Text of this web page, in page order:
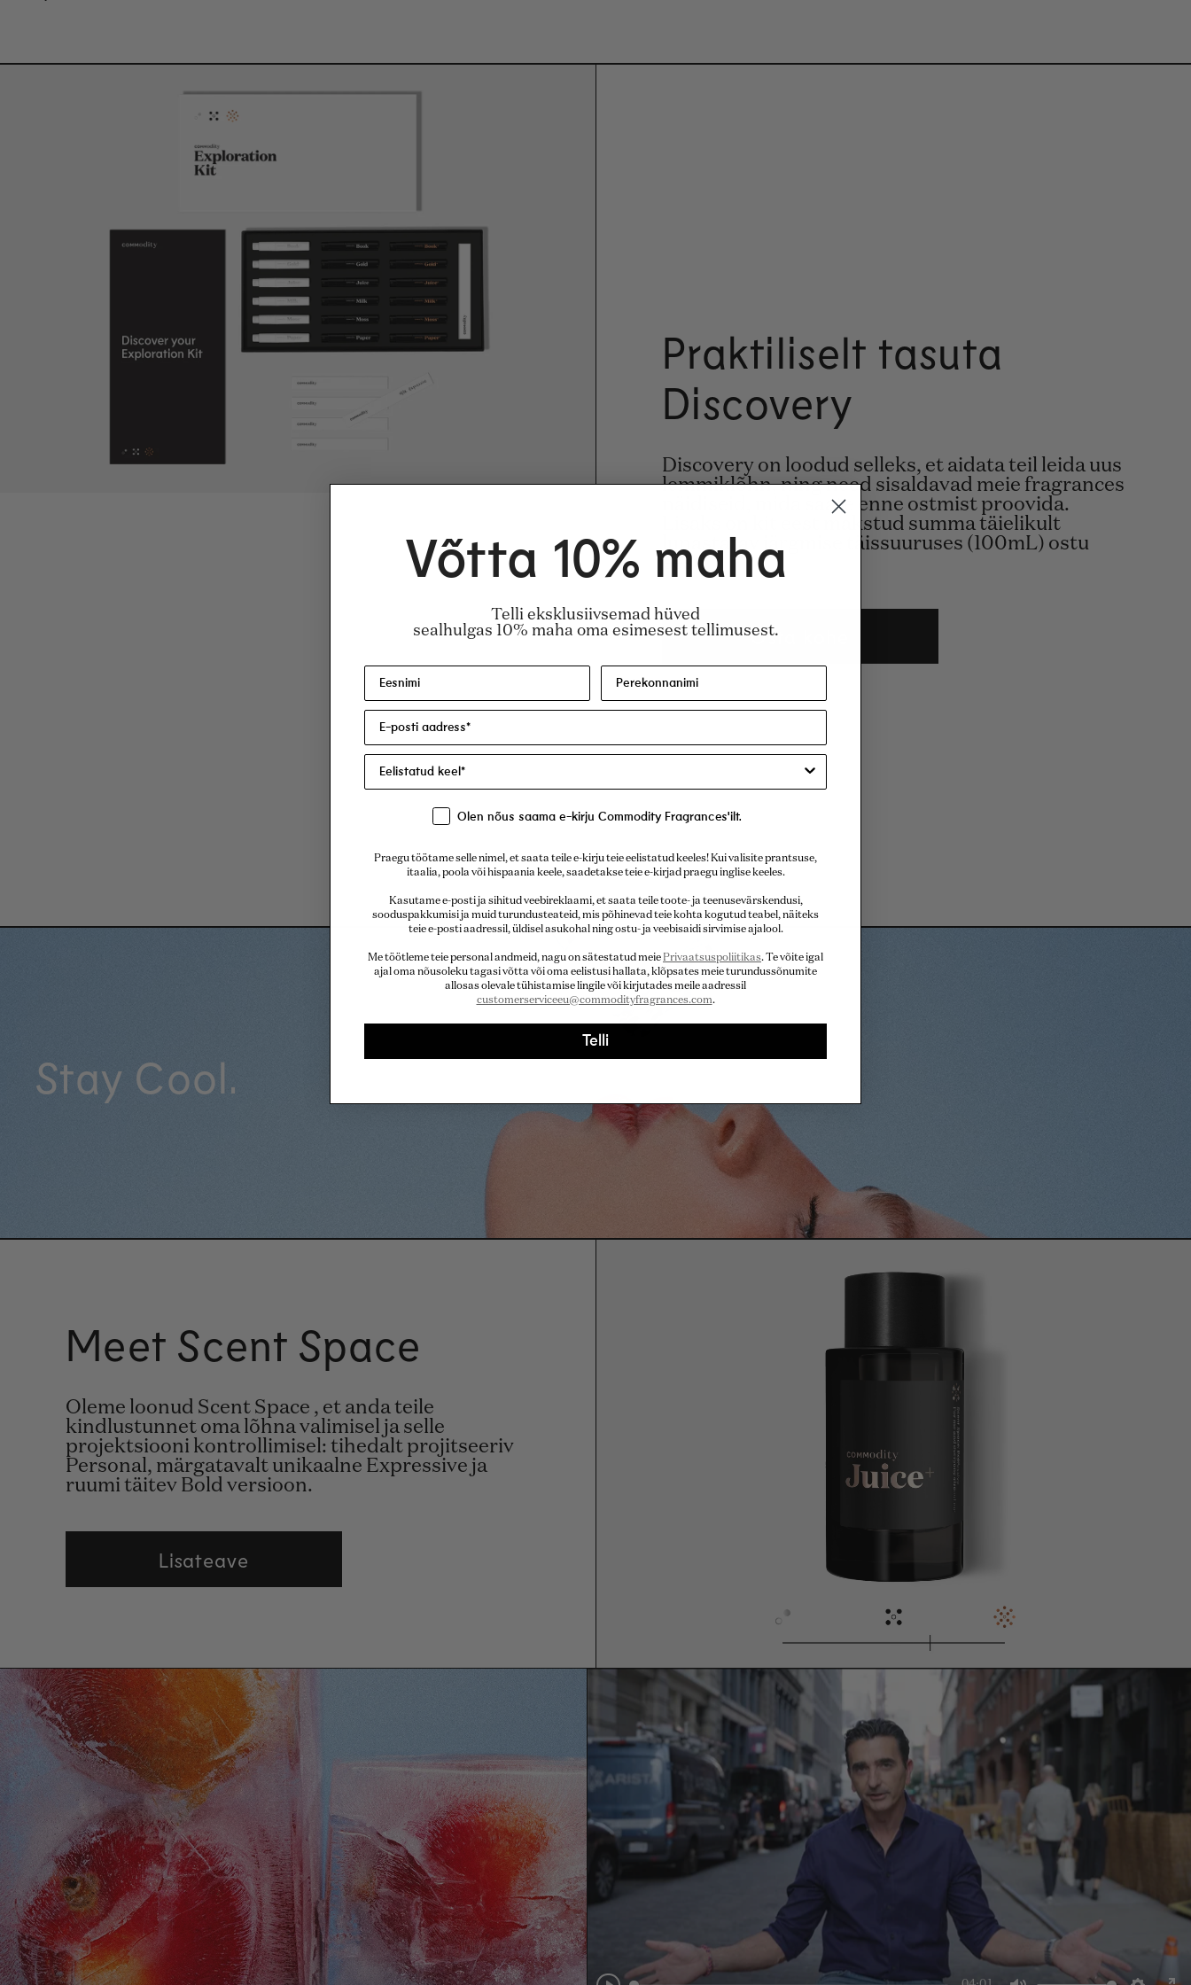
Praktiliselt tasuta
Discovery
Discovery on loodud selleks, et aidata teil leida uus
lemmiklõhn, ning need sisaldavad meie fragrances
näidiseid, mida saate enne ostmist proovida.
Lisaks on kit eest makstud summa täielikult
lunastatav järgmise täissuuruses (100mL) ostu
eest.
Osta kohe
Stay Cool.
Meet Scent Space
Oleme loonud Scent Space , et anda teile
kindlustunnet oma lõhna valimisel ja selle
projektsiooni kontrollimisel: tihedalt projitseeriv
Personal, märgatavalt unikaalne Expressive ja
ruumi täitev Bold versioon.
Lisateave
Võtta 10% maha
Telli eksklusiivsemad hüved
sealhulgas 10% maha oma esimesest tellimusest.
Olen nõus saama e-kirju Commodity Fragrances'ilt.
Praegu töötame selle nimel, et saata teile e-kirju teie eelistatud keeles! Kui valisite prantsuse,
itaalia, poola või hispaania keele, saadetakse teie e-kirjad praegu inglise keeles.
Kasutame e-posti ja sihitud veebireklaami, et saata teile toote- ja teenusevärskendusi,
sooduspakkumisi ja muid turundusteateid, mis põhinevad teie kohta kogutud teabel, näiteks
teie e-posti aadressil, üldisel asukohal ning ostu- ja veebisaidi sirvimise ajalool.
Me töötleme teie personal andmeid, nagu on sätestatud meie Privaatsuspoliitikas. Te võite igal
ajal oma nõusoleku tagasi võtta või oma eelistusi hallata, klõpsates meie turundussõnumite
allosas olevale tühistamise lingile või kirjutades meile aadressil
customerserviceeu@commodityfragrances.com.
Telli